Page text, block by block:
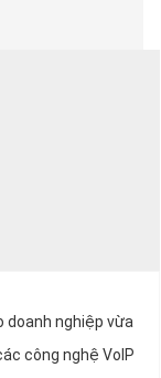
nghiệp vừa
công nghệ VoIP